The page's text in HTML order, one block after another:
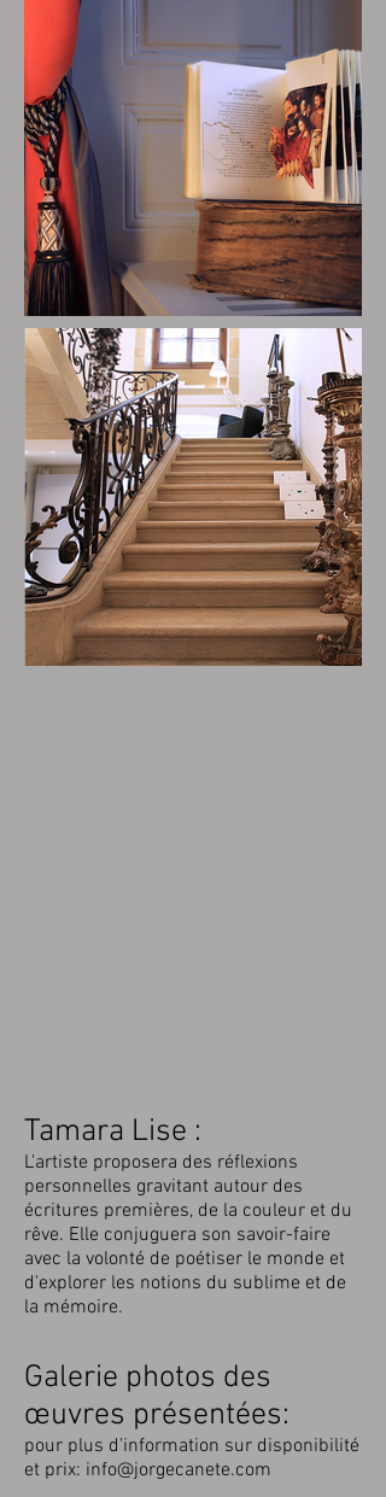
Tamara Lise :
L'artiste proposera des réflexions
personnelles gravitant autour des
écritures premières, de la couleur et du
rêve. Elle conjuguera son savoir-faire
avec la volonté de poétiser le monde et
d'explorer les notions du sublime et de
la mémoire.
Galerie photos des
œuvres présentées:
pour plus d'information sur disponibilité
et prix: info@jorgecanete.com